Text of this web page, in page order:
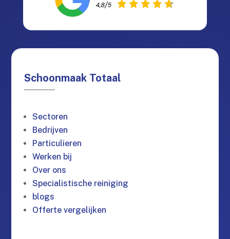
Schoonmaak Totaal
Sectoren
Bedrijven
Particulieren
Werken bij
Over ons
Specialistische reiniging
blogs
Offerte vergelijken